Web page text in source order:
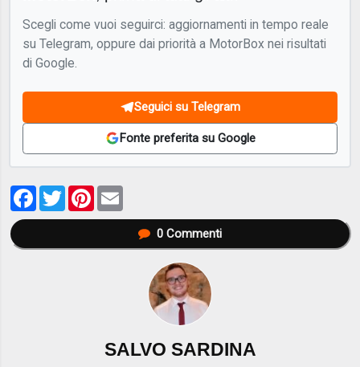
Scegli come vuoi seguirci: aggiornamenti in tempo reale
su Telegram, oppure dai priorità a MotorBox nei risultati
di Google.
Seguici su Telegram
Fonte preferita su Google
Facebook
TwitterPinterest
0Commenti
SALVO SARDINA